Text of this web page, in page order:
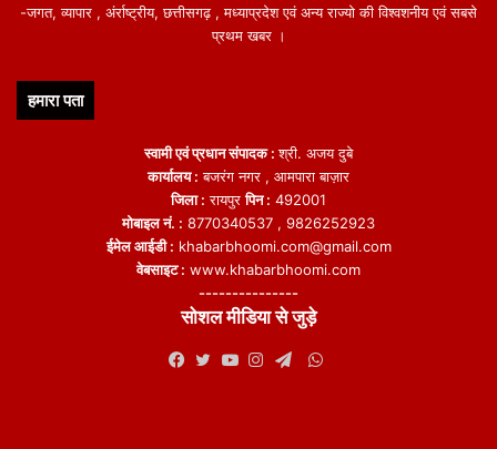
-जगत, व्यापार , अंर्राष्ट्रीय, छत्तीसगढ़ , मध्याप्रदेश एवं अन्य राज्यो की विश्वशनीय एवं सबसे
प्रथम खबर ।
हमारा पता
स्वामी एवं प्रधान संपादक :श्री. अजय दुबे
कार्यालय : बजरंग नगर , आमपारा बाज़ार
जिला : रायपुरपिन : 492001
मोबाइल नं. : 8770340537 , 9826252923
ईमेल आईडी : khabarbhoomi.com@gmail.com
वेबसाइट : www.khabarbhoomi.com
---------------
सोशल मीडिया से जुड़े
WhatsApp